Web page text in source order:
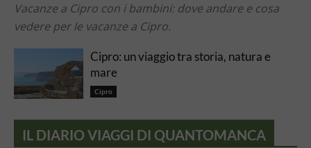
Vacanze a Cipro con i bambini: dove andare e cosa
vedere per le vacanze a Cipro.
Cipro: un viaggio tra storia, natura e
mare
Cipro
IL DIARIO VIAGGI DI QUANTOMANCA